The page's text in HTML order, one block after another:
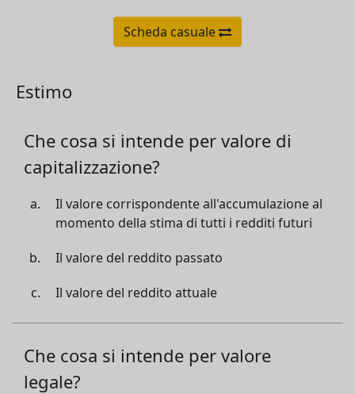
Scheda casuale
Estimo
Che cosa si intende per valore di
capitalizzazione?
Il valore corrispondente all'accumulazione al
momento della stima di tutti i redditi futuri
Il valore del reddito passato
Il valore del reddito attuale
Che cosa si intende per valore
legale?